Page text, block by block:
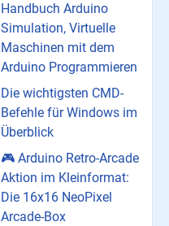
Handbuch Arduino
Simulation, Virtuelle
Maschinen mit dem
Arduino Programmieren
Die wichtigsten CMD-
Befehle für Windows im
Überblick
🎮 Arduino Retro-Arcade
Aktion im Kleinformat:
Die 16x16 NeoPixel
Arcade-Box